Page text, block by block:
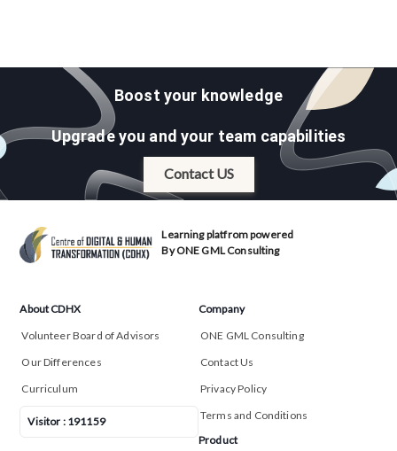
Boost your knowledge
Upgrade you and your team capabilities
Contact US
Learning platfrom powered
By ONE GML Consulting
About CDHX
Volunteer Board of Advisors
Our Differences
Curriculum
Visitor : 191159
Company
ONE GML Consulting
Contact Us
Privacy Policy
Terms and Conditions
Product